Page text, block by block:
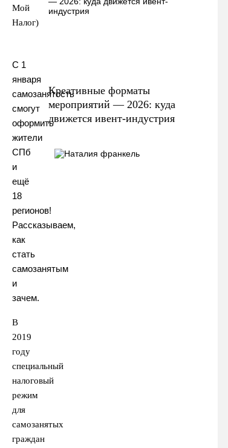
C 1
января
самозанятость
смогут
оформить
жители
СПб
и
ещё
18
регионов!
Рассказываем,
как
стать
самозанятым
и
зачем.
В
2019
году
специальный
налоговый
режим
для
самозанятых
граждан
Креативные форматы
мероприятий — 2026: куда
движется ивент-индустрия